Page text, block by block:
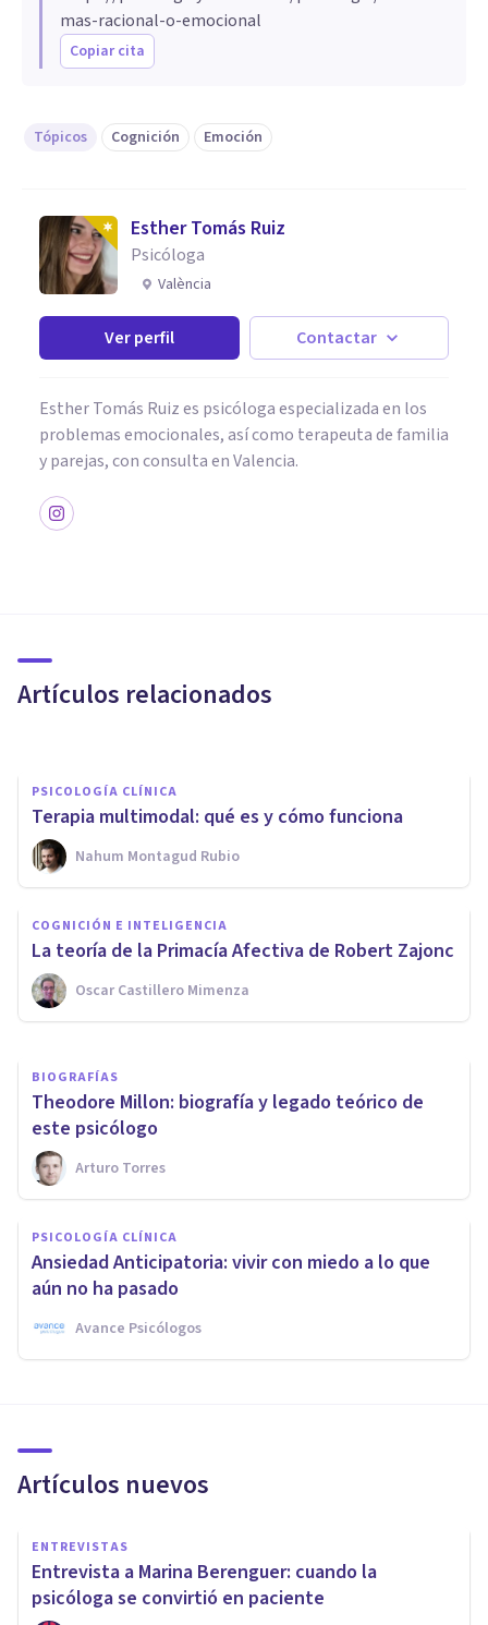
mas-racional-o-emocional
Copiar cita
Tópicos Cognición Emoción
Esther Tomás Ruiz
Psicóloga
València
Ver perfil Contactar
Esther Tomás Ruiz es psicóloga especializada en los
problemas emocionales, así como terapeuta de familia
y parejas, con consulta en Valencia.
Artículos relacionados
este tipo de terapia
PSICOLOGÍA CLÍNICA
Terapia multimodal: qué es y cómo funciona
Nahum Montagud Rubio
COGNICIÓN E INTELIGENCIA
​La teoría de la Primacía Afectiva de Robert Zajonc
Oscar Castillero Mimenza
PSICOLOGÍA CLÍNICA
¿Por qué es tan efectiva la
Terapia Cognitivo-Conductual?
Tomás Santa Cecilia
BIOGRAFÍAS
Theodore Millon: biografía y legado teórico de
este psicólogo
Arturo Torres
PSICOLOGÍA CLÍNICA
Ansiedad Anticipatoria: vivir con miedo a lo que
aún no ha pasado
Avance Psicólogos
Artículos nuevos
ENTREVISTAS
Entrevista a Marina Berenguer: cuando la
psicóloga se convirtió en paciente